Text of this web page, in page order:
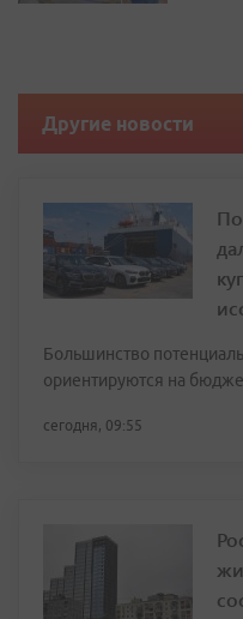
Другие новости
Большинство
ориентируются на
сегодня, 09:55